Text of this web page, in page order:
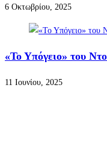
6 Οκτωβρίου, 2025
«Το Υπόγειο» του
11 Ιουνίου, 2025